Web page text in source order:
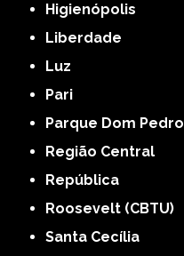
Higienópolis
Liberdade
Luz
Pari
Parque Dom Pedro
Região Central
República
Roosevelt (CBTU)
Santa Cecília